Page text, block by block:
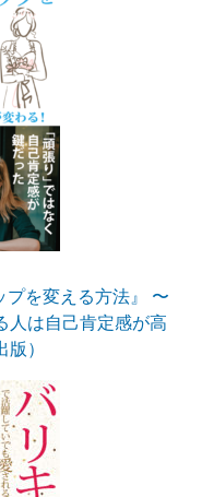
プを変える方法』 〜
人は自己肯定感が高
）